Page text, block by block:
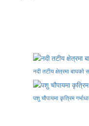
नदी तटीय क्षेत्रमा बाघको
पशु चौपायमा कृत्रिम